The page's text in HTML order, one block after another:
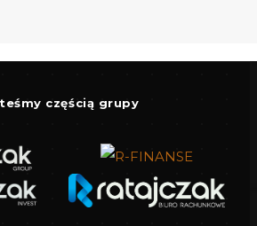
oraz nowoczesne
inwestycji jest
w której
halę z 15 miejscami
częścią grupy